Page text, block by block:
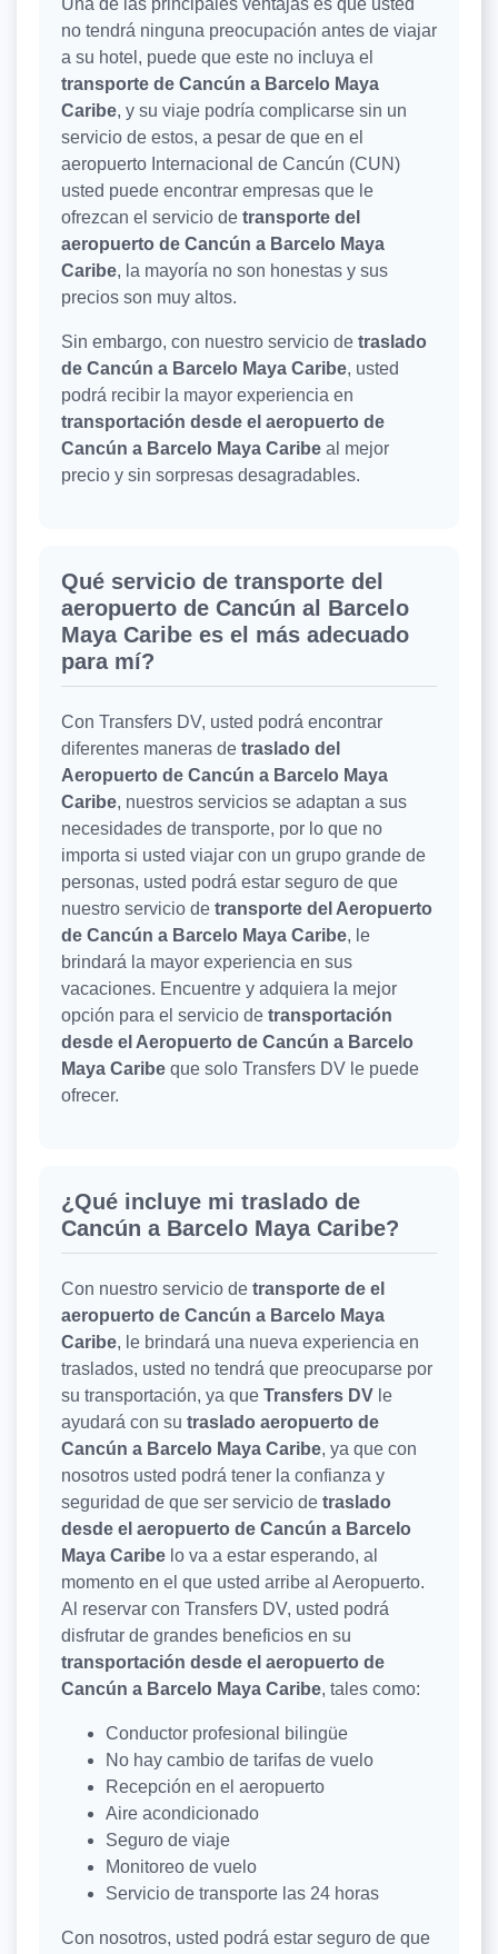
Una de las principales ventajas es que usted
no tendrá ninguna preocupación antes de viajar
a su hotel, puede que este no incluya el
transporte de Cancún a Barcelo Maya
Caribe, y su viaje podría complicarse sin un
servicio de estos, a pesar de que en el
aeropuerto Internacional de Cancún (CUN)
usted puede encontrar empresas que le
ofrezcan el servicio de transporte del
aeropuerto de Cancún a Barcelo Maya
Caribe, la mayoría no son honestas y sus
precios son muy altos.
Sin embargo, con nuestro servicio de traslado
de Cancún a Barcelo Maya Caribe, usted
podrá recibir la mayor experiencia en
transportación desde el aeropuerto de
Cancún a Barcelo Maya Caribe al mejor
precio y sin sorpresas desagradables.
Qué servicio de transporte del
aeropuerto de Cancún al Barcelo
Maya Caribe es el más adecuado
para mí?
Con Transfers DV, usted podrá encontrar
diferentes maneras de traslado del
Aeropuerto de Cancún a Barcelo Maya
Caribe, nuestros servicios se adaptan a sus
necesidades de transporte, por lo que no
importa si usted viajar con un grupo grande de
personas, usted podrá estar seguro de que
nuestro servicio de transporte del Aeropuerto
de Cancún a Barcelo Maya Caribe, le
brindará la mayor experiencia en sus
vacaciones. Encuentre y adquiera la mejor
opción para el servicio de transportación
desde el Aeropuerto de Cancún a Barcelo
Maya Caribe que solo Transfers DV le puede
ofrecer.
¿Qué incluye mi traslado de
Cancún a Barcelo Maya Caribe?
Con nuestro servicio de transporte de el
aeropuerto de Cancún a Barcelo Maya
Caribe, le brindará una nueva experiencia en
traslados, usted no tendrá que preocuparse por
su transportación, ya que Transfers DV le
ayudará con su traslado aeropuerto de
Cancún a Barcelo Maya Caribe, ya que con
nosotros usted podrá tener la confianza y
seguridad de que ser servicio de traslado
desde el aeropuerto de Cancún a Barcelo
Maya Caribe lo va a estar esperando, al
momento en el que usted arribe al Aeropuerto.
Al reservar con Transfers DV, usted podrá
disfrutar de grandes beneficios en su
transportación desde el aeropuerto de
Cancún a Barcelo Maya Caribe, tales como:
Conductor profesional bilingüe
No hay cambio de tarifas de vuelo
Recepción en el aeropuerto
Aire acondicionado
Seguro de viaje
Monitoreo de vuelo
Servicio de transporte las 24 horas
Con nosotros, usted podrá estar seguro de que